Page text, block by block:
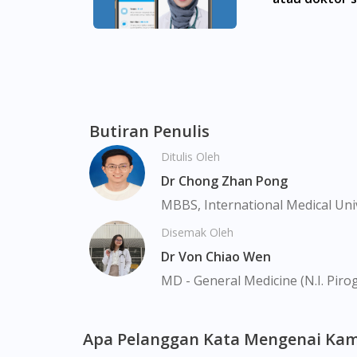
Perling, Tebrau, Danga Bay, Larkin,
Geylang, Hougang, Harbourfront, Holland,
Macpherson, Mandai, Newton, Novena,
Sembawang, Sengkang, Serangoon,
Tengah, Upper East Coast, Upper Bukit
Butiran Penulis
Ditulis Oleh
Dr Chong Zhan Pong
MBBS, International Medical
Disemak Oleh
Dr Von Chiao Wen
MD - General Medicine (N.I.
Apa Pelanggan Kata Mengenai